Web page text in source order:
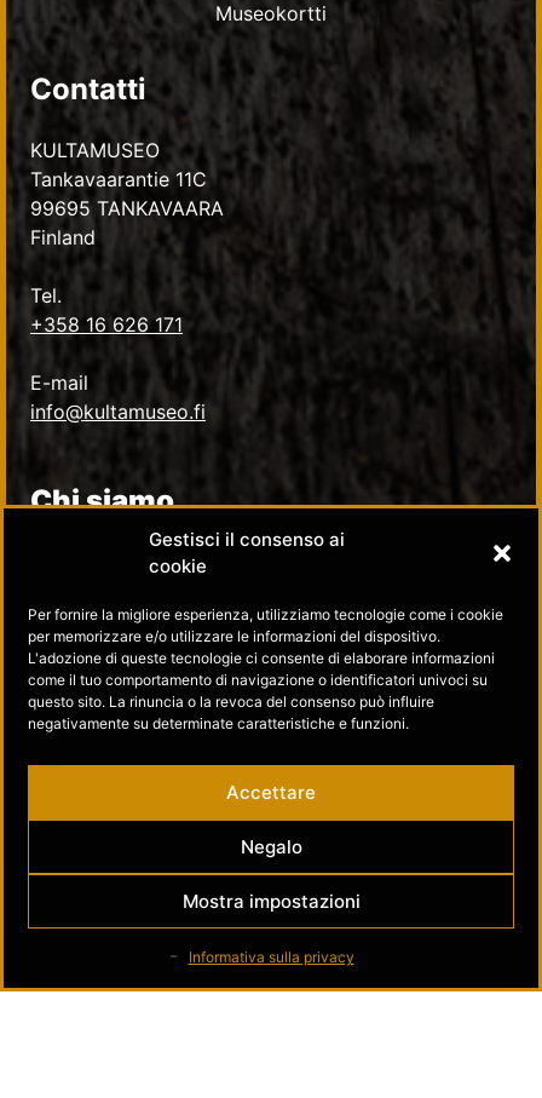
Gestisci il consenso ai
cookie
Per fornire la migliore esperienza, utilizziamo tecnologie come i cookie
per memorizzare e/o utilizzare le informazioni del dispositivo.
L'adozione di queste tecnologie ci consente di elaborare informazioni
come il tuo comportamento di navigazione o identificatori univoci su
questo sito. La rinuncia o la revoca del consenso può influire
negativamente su determinate caratteristiche e funzioni.
Accettare
Negalo
Mostra impostazioni
Informativa sulla privacy
Museokortti
Contatti
KULTAMUSEO
Tankavaarantie 11C
99695 TANKAVAARA
Finland
Tel.
+358 16 626 171
E-mail
info@kultamuseo.fi
Chi siamo
Informativa sulla privacy
Contatti
Seguici su
Museo dell’Oro su Facebook
Museo dell’Oro su Instagram